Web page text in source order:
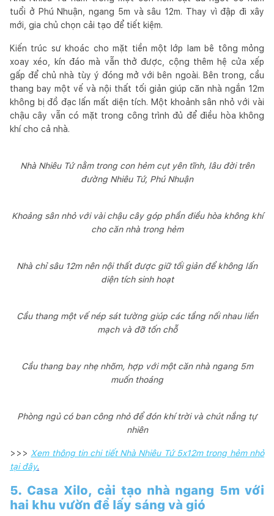
tuổi ở Phú Nhuận, ngang 5m và sâu 12m. Thay vì đập đi xây
mới, gia chủ chọn cải tạo để tiết kiệm.
Kiến trúc sư khoác cho mặt tiền một lớp lam bê tông mỏng
xoay xéo, kín đáo mà vẫn thở được, cộng thêm hệ cửa xếp
gấp để chủ nhà tùy ý đóng mở với bên ngoài. Bên trong, cầu
thang bay một vế và nội thất tối giản giúp căn nhà ngắn 12m
không bị đồ đạc lấn mất diện tích. Một khoảnh sân nhỏ với vài
chậu cây vẫn có mặt trong công trình đủ để điều hòa không
khí cho cả nhà.
Nhà Nhiêu Tứ nằm trong con hẻm cụt yên tĩnh, lâu đời trên
đường Nhiêu Tứ, Phú Nhuận
Khoảng sân nhỏ với vài chậu cây góp phần điều hòa không khí
cho căn nhà trong hẻm
Nhà chỉ sâu 12m nên nội thất được giữ tối giản để không lấn
diện tích sinh hoạt
Cầu thang một vế nép sát tường giúp các tầng nối nhau liền
mạch và đỡ tốn chỗ
Cầu thang bay nhẹ nhõm, hợp với một căn nhà ngang 5m
muốn thoáng
Phòng ngủ có ban công nhỏ để đón khí trời và chút nắng tự
nhiên
>>> Xem thông tin chi tiết Nhà Nhiêu Tứ 5x12m trong hẻm nhỏ
tại đây.
5. Casa Xilo, cải tạo nhà ngang 5m với
hai khu vườn để lấy sáng và gió